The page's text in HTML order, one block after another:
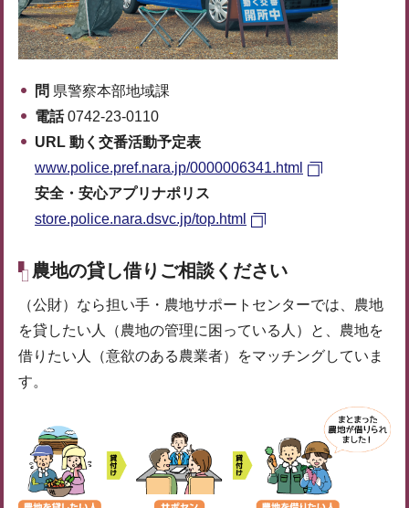
問 県警察本部地域課
電話0742-23-0110
URL 動く交番活動予定表
www.police.pref.nara.jp/0000006341.html
安全・安心アプリナポリス
store.police.nara.dsvc.jp/top.html
農地の貸し借りご相談ください
（公財）なら担い手・農地サポートセンターでは、農地
を貸したい人（農地の管理に困っている人）と、農地を
借りたい人（意欲のある農業者）をマッチングしていま
す。